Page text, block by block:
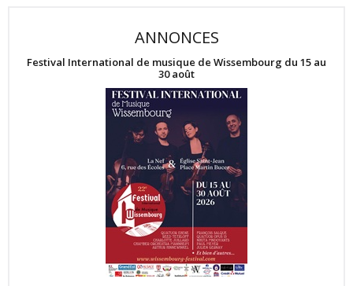
ANNONCES
Festival International de musique de Wissembourg du 15 au
30 août